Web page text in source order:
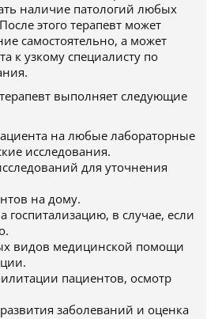
наличие патологий любых
этого терапевт может
самостоятельно, а может
к узкому специалисту по
выполняет следующие
на любые лабораторные
исследования.
для уточнения
на дому.
госпитализацию, в случае, если
видов медицинской помощи
пациентов, осмотр
заболеваний и оценка